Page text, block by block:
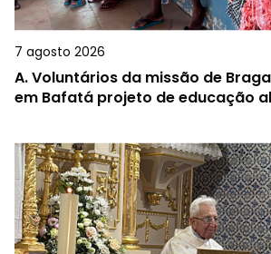
7 agosto 2026
A.Voluntários da missão de
em Bafatá projeto de educação